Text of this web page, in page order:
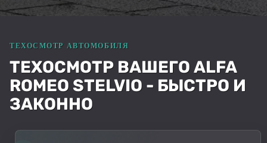
ТЕХОСМОТР ВАШЕГО ALFA
ROMEO STELVIO - БЫСТРО И
ЗАКОННО